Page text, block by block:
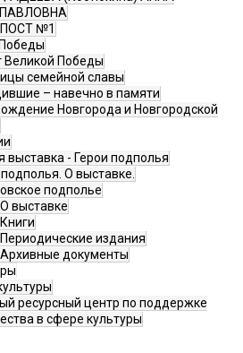
ПАВЛОВНА
ПОСТ №1
Великой Победы
семейной славы
– навечно в памяти
Новгорода и Новгородской
выставка - Герои подполья
подполья. О выставке.
подполье
О выставке
Книги
Периодические издания
Архивные документы
ресурсный центр по поддержке
в сфере культуры